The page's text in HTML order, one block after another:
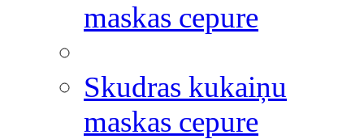
maskas cepure
Skudras kukaiņu
maskas cepure